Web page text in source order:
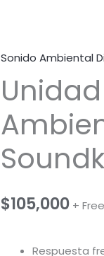
Sonido Ambiental
$105,000 +
Respuesta